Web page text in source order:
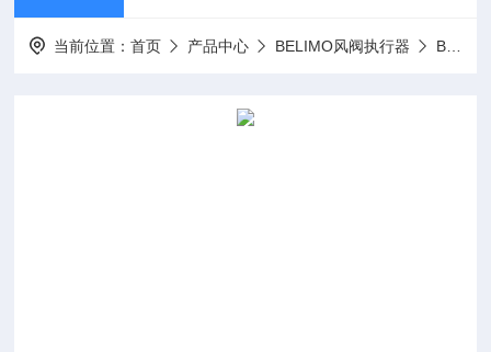
当前位置：首页 产品中心 BELIMO风阀执行器 BELIMO驱动器LMQ24A-SR